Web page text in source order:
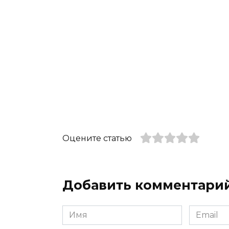
Оцените статью
Добавить
Имя
*
Email
*